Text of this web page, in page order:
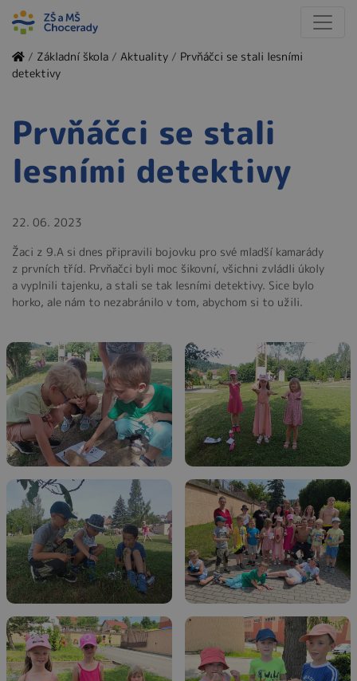
/ Základní škola / Aktuality / Prvňáčci se stali lesními
detektivy
Prvňáčci se stali
lesními detektivy
22. 06. 2023
Žaci z 9.A si dnes připravili bojovku pro své mladší kamarády
z prvních tříd. Prvňačci byli moc šikovní, všichni zvládli úkoly
a vyplnili tajenku, a stali se tak lesními detektivy. Sice bylo
horko, ale nám to nezabránilo v tom, abychom si to užili.